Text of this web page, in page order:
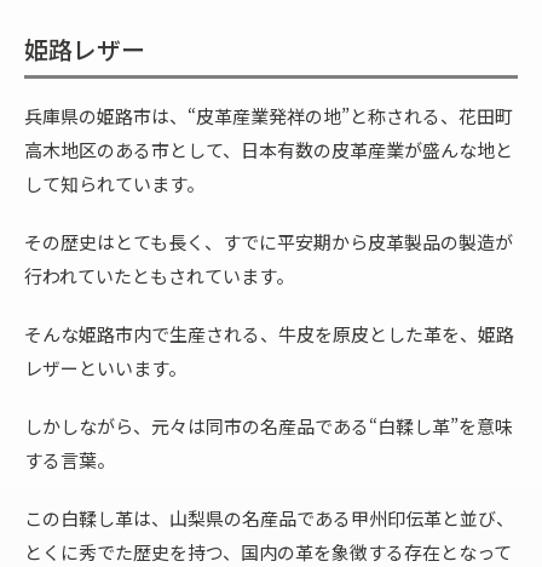
姫路レザー
兵庫県の姫路市は、“皮革産業発祥の地”と称される、花田町
高木地区のある市として、日本有数の皮革産業が盛んな地と
して知られています。
その歴史はとても長く、すでに平安期から皮革製品の製造が
行われていたともされています。
そんな姫路市内で生産される、牛皮を原皮とした革を、姫路
レザーといいます。
しかしながら、元々は同市の名産品である“白鞣し革”を意味
する言葉。
この白鞣し革は、山梨県の名産品である甲州印伝革と並び、
とくに秀でた歴史を持つ、国内の革を象徴する存在となって